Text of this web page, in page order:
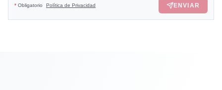
* Obligatorio Política de Privacidad ENVIAR